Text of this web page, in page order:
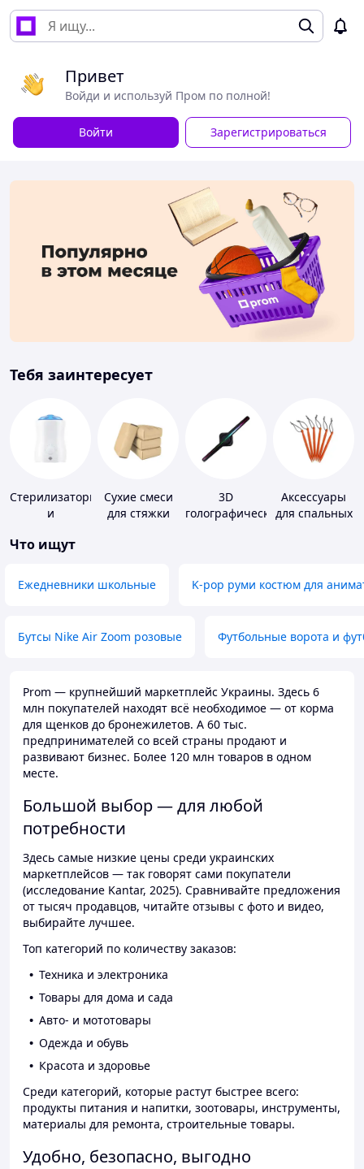
Привет
Войди и используй Пром по полной!
Войти Зарегистрироваться
Тебя заинтересует
Стерилизаторы
и
для детского
Сухие смеси
для стяжки
3D
голографические
Аксессуары
для спальных
Что ищут
Ежедневники школьные K-pop руми костюм для
Бутсы Nike Air Zoom розовые Футбольные ворота и
Prom — крупнейший маркетплейс Украины. Здесь 6
млн покупателей находят всё необходимое — от корма
для щенков до бронежилетов. А 60 тыс.
предпринимателей со всей страны продают и
развивают бизнес. Более 120 млн товаров в одном
месте.
Большой выбор — для любой
потребности
Здесь самые низкие цены среди украинских
маркетплейсов — так говорят сами покупатели
(исследование Kantar, 2025). Сравнивайте предложения
от тысяч продавцов, читайте отзывы с фото и видео,
выбирайте лучшее.
Топ категорий по количеству заказов:
Техника и электроника
Товары для дома и сада
Авто- и мототовары
Одежда и обувь
Красота и здоровье
Среди категорий, которые растут быстрее всего:
продукты питания и напитки, зоотовары, инструменты,
материалы для ремонта, строительные товары.
Удобно, безопасно, выгодно